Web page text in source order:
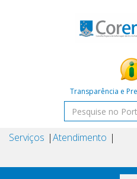
Transparência e
Serviços Atendimento